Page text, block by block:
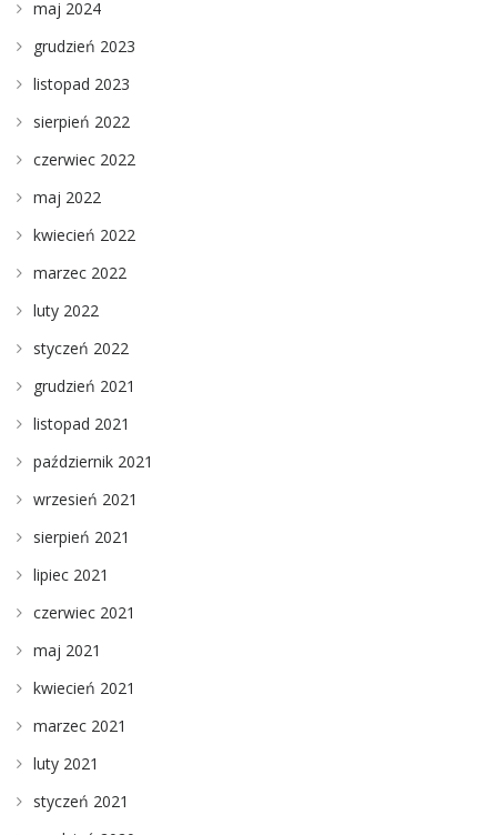
maj 2024
grudzień 2023
listopad 2023
sierpień 2022
czerwiec 2022
maj 2022
kwiecień 2022
marzec 2022
luty 2022
styczeń 2022
grudzień 2021
listopad 2021
październik 2021
wrzesień 2021
sierpień 2021
lipiec 2021
czerwiec 2021
maj 2021
kwiecień 2021
marzec 2021
luty 2021
styczeń 2021